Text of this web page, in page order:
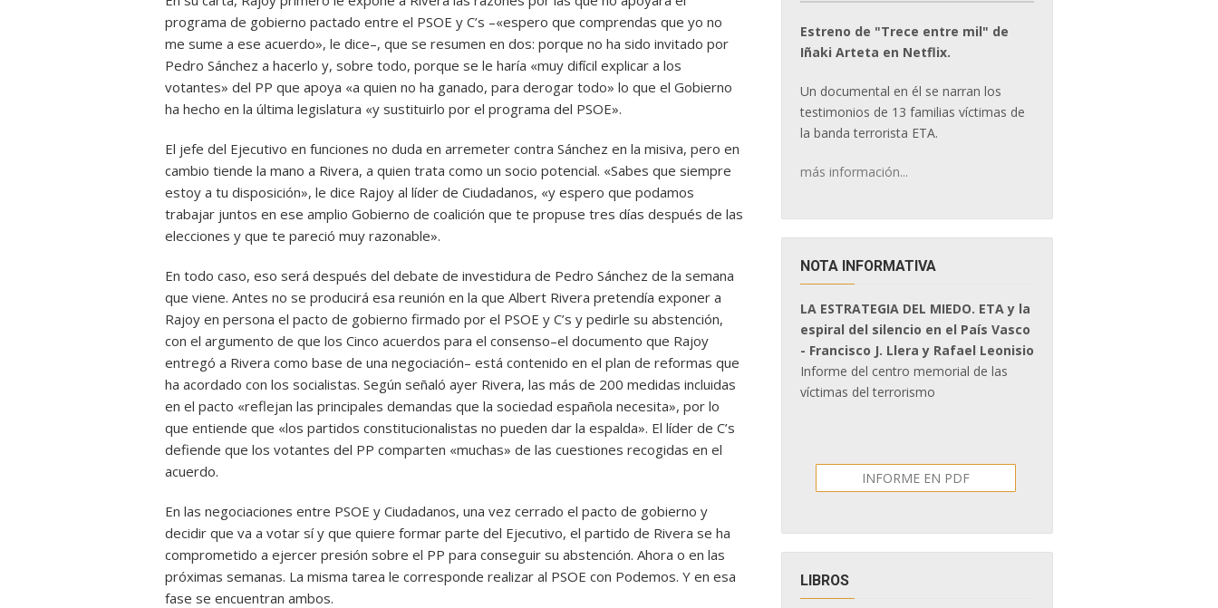
programa de gobierno pactado entre el PSOE y C’s –«espero que comprendas que yo no
me sume a ese acuerdo», le dice–, que se resumen en dos: porque no ha sido invitado por
Pedro Sánchez a hacerlo y, sobre todo, porque se le haría «muy difícil explicar a los
votantes» del PP que apoya «a quien no ha ganado, para derogar todo» lo que el Gobierno
ha hecho en la última legislatura «y sustituirlo por el programa del PSOE».
El jefe del Ejecutivo en funciones no duda en arremeter contra Sánchez en la misiva, pero en
cambio tiende la mano a Rivera, a quien trata como un socio potencial. «Sabes que siempre
estoy a tu disposición», le dice Rajoy al líder de Ciudadanos, «y espero que podamos
trabajar juntos en ese amplio Gobierno de coalición que te propuse tres días después de las
elecciones y que te pareció muy razonable».
En todo caso, eso será después del debate de investidura de Pedro Sánchez de la semana
que viene. Antes no se producirá esa reunión en la que Albert Rivera pretendía exponer a
Rajoy en persona el pacto de gobierno firmado por el PSOE y C’s y pedirle su abstención,
con el argumento de que los Cinco acuerdos para el consenso–el documento que Rajoy
entregó a Rivera como base de una negociación– está contenido en el plan de reformas que
ha acordado con los socialistas. Según señaló ayer Rivera, las más de 200 medidas incluidas
en el pacto «reflejan las principales demandas que la sociedad española necesita», por lo
que entiende que «los partidos constitucionalistas no pueden dar la espalda». El líder de C’s
defiende que los votantes del PP comparten «muchas» de las cuestiones recogidas en el
acuerdo.
En las negociaciones entre PSOE y Ciudadanos, una vez cerrado el pacto de gobierno y
decidir que va a votar sí y que quiere formar parte del Ejecutivo, el partido de Rivera se ha
comprometido a ejercer presión sobre el PP para conseguir su abstención. Ahora o en las
próximas semanas. La misma tarea le corresponde realizar al PSOE con Podemos. Y en esa
fase se encuentran ambos.
Estreno de "Trece entre mil" de
Iñaki Arteta en Netflix.
Un documental en él se narran los
testimonios de 13 familias víctimas de
la banda terrorista ETA.
más información...
NOTA INFORMATIVA
LA ESTRATEGIA DEL MIEDO. ETA y la
espiral del silencio en el País Vasco
- Francisco J. Llera y Rafael Leonisio
Informe del centro memorial de las
víctimas del terrorismo
INFORME EN PDF
LIBROS